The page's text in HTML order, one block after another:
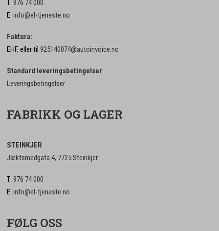
T: 976 74 000
E: info@el-tjeneste.no
Faktura:
EHF, eller til 925140074@autoinvoice.no
Standard leveringsbetingelser
Leveringsbetingelser
FABRIKK OG LAGER
STEINKJER
Jæktsmedgata 4, 7725 Steinkjer
T: 976 74 000
E: info@el-tjeneste.no
FØLG OSS